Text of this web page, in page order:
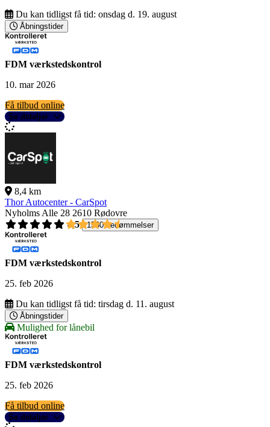
Du kan tidligst få tid: onsdag d. 19. august
Åbningstider
FDM værkstedskontrol
10. mar 2026
Få tilbud online
Se detaljer
8,4 km
Thor Autocenter - CarSpot
Nyholms Alle 28 2610 Rødovre
4,5
1560 bedømmelser
FDM værkstedskontrol
25. feb 2026
Du kan tidligst få tid: tirsdag d. 11. august
Åbningstider
Mulighed for lånebil
FDM værkstedskontrol
25. feb 2026
Få tilbud online
Se detaljer